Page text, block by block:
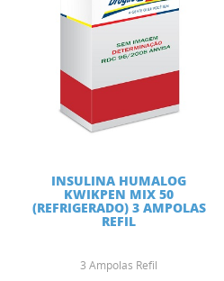
INSULINA HUMALOG
KWIKPEN MIX 50
(REFRIGERADO) 3 AMPOLAS
REFIL
3 Ampolas Refil